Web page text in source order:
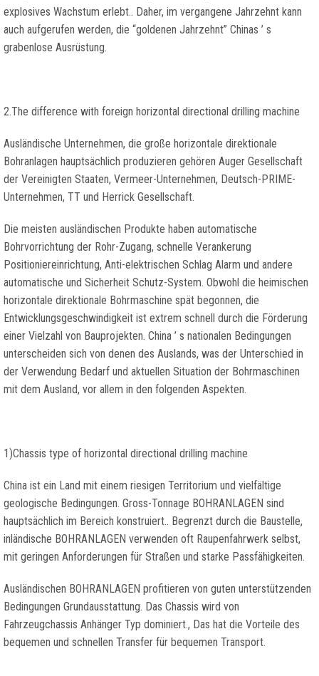
explosives Wachstum erlebt.. Daher, im vergangene Jahrzehnt kann
auch aufgerufen werden, die “goldenen Jahrzehnt” Chinas ’ s
grabenlose Ausrüstung.
2.The difference with foreign horizontal directional drilling machine
Ausländische Unternehmen, die große horizontale direktionale
Bohranlagen hauptsächlich produzieren gehören Auger Gesellschaft
der Vereinigten Staaten, Vermeer-Unternehmen, Deutsch-PRIME-
Unternehmen, TT und Herrick Gesellschaft.
Die meisten ausländischen Produkte haben automatische
Bohrvorrichtung der Rohr-Zugang, schnelle Verankerung
Positioniereinrichtung, Anti-elektrischen Schlag Alarm und andere
automatische und Sicherheit Schutz-System. Obwohl die heimischen
horizontale direktionale Bohrmaschine spät begonnen, die
Entwicklungsgeschwindigkeit ist extrem schnell durch die Förderung
einer Vielzahl von Bauprojekten. China ’ s nationalen Bedingungen
unterscheiden sich von denen des Auslands, was der Unterschied in
der Verwendung Bedarf und aktuellen Situation der Bohrmaschinen
mit dem Ausland, vor allem in den folgenden Aspekten.
1)Chassis type of horizontal directional drilling machine
China ist ein Land mit einem riesigen Territorium und vielfältige
geologische Bedingungen. Gross-Tonnage BOHRANLAGEN sind
hauptsächlich im Bereich konstruiert.. Begrenzt durch die Baustelle,
inländische BOHRANLAGEN verwenden oft Raupenfahrwerk selbst,
mit geringen Anforderungen für Straßen und starke Passfähigkeiten.
Ausländischen BOHRANLAGEN profitieren von guten unterstützenden
Bedingungen Grundausstattung. Das Chassis wird von
Fahrzeugchassis Anhänger Typ dominiert., Das hat die Vorteile des
bequemen und schnellen Transfer für bequemen Transport.